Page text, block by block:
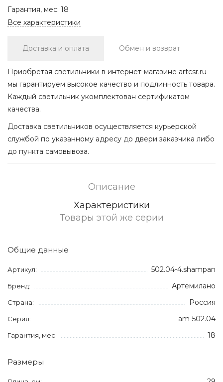
Гарантия, мес: 18
Все характеристики
Доставка и оплата Обмен и возврат
Приобретая светильники в интернет-магазине artcsr.ru
мы гарантируем высокое качество и подлинность товара.
Каждый светильник укомплектован сертификатом
качества.
Доставка светильников осуществляется курьерской
службой по указанному адресу до двери заказчика либо
до пункта самовывоза.
Описание
Характеристики
Товары этой же серии
Общие данные
Артикул: 502.04-4.shampan
Бренд: Артемилано
Страна: Россия
Серия: am-502.04
Гарантия, мес: 18
Размеры